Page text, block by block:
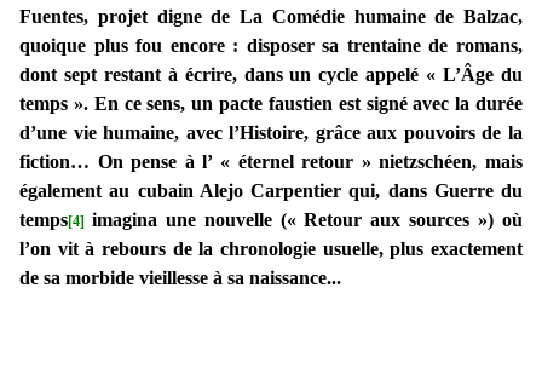
Fuentes, projet digne de La Comédie humaine de Balzac,
quoique plus fou encore : disposer sa trentaine de romans,
dont sept restant à écrire, dans un cycle appelé « L’Âge du
temps ». En ce sens, un pacte faustien est signé avec la durée
d’une vie humaine, avec l’Histoire, grâce aux pouvoirs de la
fiction… On pense à l’ « éternel retour » nietzschéen, mais
également au cubain Alejo Carpentier qui, dans Guerre du
temps[4] imagina une nouvelle (« Retour aux sources ») où
l’on vit à rebours de la chronologie usuelle, plus exactement
de sa morbide vieillesse à sa naissance...